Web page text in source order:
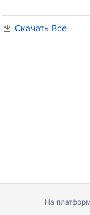
регистрационных
Скачать Все
На